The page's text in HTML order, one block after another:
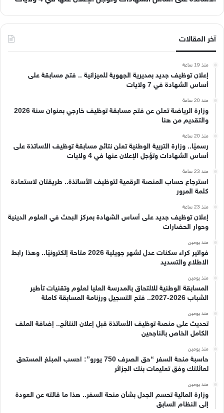
آخر المقالات
منذ 19 ساعة
إعلان توظيف جديد بمديرية الجهوية للميزانية .. فتح مسابقة على
أساس الشهادة في 7 ولايات
منذ 20 ساعة
وزارة الرياضة تعلن عن فتح مسابقة توظيف خارجي بعنوان سنة 2026
والتقديم من هنا
منذ 20 ساعة
رسميًا.. وزارة التربية الوطنية تعلن نتائج مسابقة توظيف الأساتذة على
أساس الشهادات وتؤجل الإعلان عنها في 4 ولايات
منذ 23 ساعة
استرجاع حساب المنصة الرقمية لتوظيف الأساتذة.. طريقتان لاستعادة
كلمة المرور
منذ 23 ساعة
إعلان توظيف جديد على أساس الشهادة بمركز البحث في العلوم الدينية
وحوار الحضارات
منذ يومين
فواتير كراء سكنات عدل لشهر جويلية 2026 متاحة إلكترونيًا.. وهذا رابط
الاطلاع والتسديد
منذ يومين
المسابقة الوطنية للالتحاق بالمدرسة العليا لعلوم وتقنيات تأطير
الشباب 2026-2027.. فتح التسجيل ورزنامة المسابقة كاملة
منذ يومين
تحديث على منصة توظيف الأساتذة قبل إعلان النتائج.. إضافة الملف
الكامل الخاص بالناجحين
منذ يومين
حاسبة منحة السفر “حق الصرف 750 يورو”: احسب المبلغ المستحق
لعائلتك وفق تعليمات بنك الجزائر
منذ يومين
وزارة المالية تحسم الجدل بشأن منحة السفر.. هذا ما قالته عن العودة
إلى النظام السابق